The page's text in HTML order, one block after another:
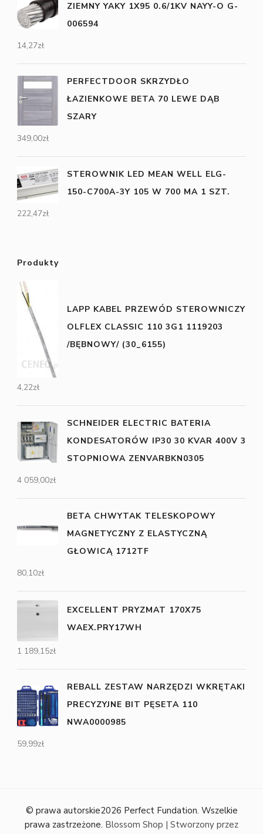
ZIEMNY YAKY 1X95 0.6/1KV NAYY-O G-
006594
14,27zł
PERFECTDOOR SKRZYDŁO
ŁAZIENKOWE BETA 70 LEWE DĄB
SZARY
349,00zł
STEROWNIK LED MEAN WELL ELG-
150-C700A-3Y 105 W 700 MA 1 SZT.
222,47zł
Produkty
LAPP KABEL PRZEWÓD STEROWNICZY
OLFLEX CLASSIC 110 3G1 1119203
/BĘBNOWY/ (30_6155)
4,22zł
SCHNEIDER ELECTRIC BATERIA
KONDESATORÓW IP30 30 KVAR 400V 3
STOPNIOWA ZENVARBKN0305
4 059,00zł
BETA CHWYTAK TELESKOPOWY
MAGNETYCZNY Z ELASTYCZNĄ
GŁOWICĄ 1712TF
80,10zł
EXCELLENT PRYZMAT 170X75
WAEX.PRY17WH
1 189,15zł
REBALL ZESTAW NARZĘDZI WKRĘTAKI
PRECYZYJNE BIT PĘSETA 110
NWA0000985
59,99zł
© prawa autorskie2026 Perfect Fundation. Wszelkie
prawa zastrzeżone. Blossom Shop | Stworzony przez